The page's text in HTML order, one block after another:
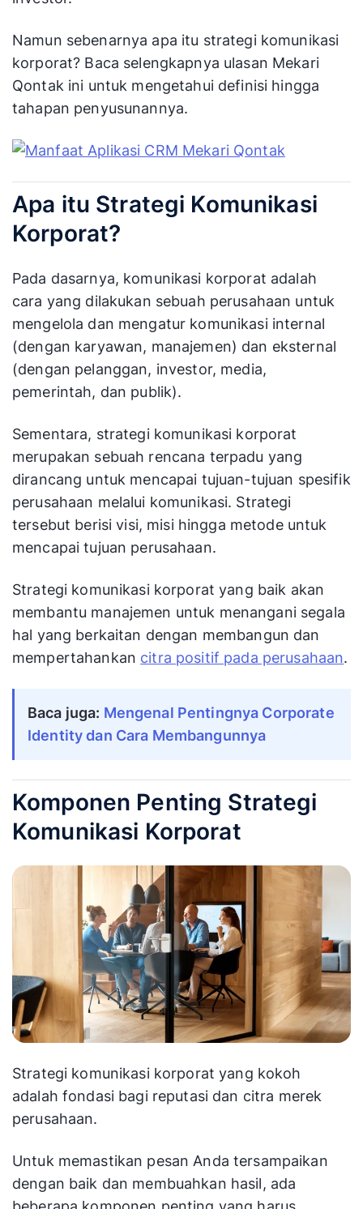
Namun sebenarnya apa itu strategi komunikasi
korporat? Baca selengkapnya ulasan Mekari
Qontak ini untuk mengetahui definisi hingga
tahapan penyusunannya.
Apa itu Strategi Komunikasi
Korporat?
Pada dasarnya, komunikasi korporat adalah
cara yang dilakukan sebuah perusahaan untuk
mengelola dan mengatur komunikasi internal
(dengan karyawan, manajemen) dan eksternal
(dengan pelanggan, investor, media,
pemerintah, dan publik).
Sementara, strategi komunikasi korporat
merupakan sebuah rencana terpadu yang
dirancang untuk mencapai tujuan-tujuan spesifik
perusahaan melalui komunikasi. Strategi
tersebut berisi visi, misi hingga metode untuk
mencapai tujuan perusahaan.
Strategi komunikasi korporat yang baik akan
membantu manajemen untuk menangani segala
hal yang berkaitan dengan membangun dan
mempertahankan citra positif pada perusahaan.
Baca juga: Mengenal Pentingnya Corporate
Identity dan Cara Membangunnya
Komponen Penting Strategi
Komunikasi Korporat
Strategi komunikasi korporat yang kokoh
adalah fondasi bagi reputasi dan citra merek
perusahaan.
Untuk memastikan pesan Anda tersampaikan
dengan baik dan membuahkan hasil, ada